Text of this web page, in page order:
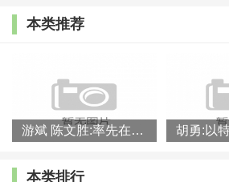
题、树立乡村法治信仰问题。《大
书中也提到了我国的民主从传
转变。伴随中国特色社会主义新时
毫无疑问，必须立足乡村治理实践
本类推荐
游斌 陈文胜:率先在县域内破除城乡二元结构
本类排行